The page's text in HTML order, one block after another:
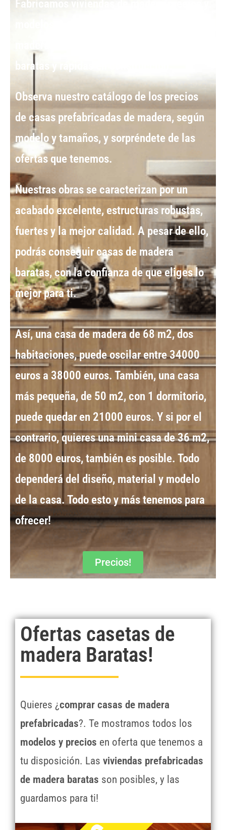
Fabricamos viviendas de madera precios y
baratas y rápidas en construcción.
Observa nuestro catálogo de losprecios
de casas prefabricadas de madera, según
modelo y tamaños, y sorpréndete de las
ofertas que tenemos.
Nuestras obras se caracterizan por un
acabado excelente, estructuras robustas,
fuertes y la mejor calidad. A pesar de ello,
podrás conseguir casas de madera
baratas, con la confianza de que eliges lo
mejor para ti.
Así, una casa de madera de 68 m2, dos
habitaciones, puede oscilar entre34000
euros a 38000 euros. También, una casa
más pequeña, de 50 m2, con 1 dormitorio,
puede quedar en 21000 euros. Y si por el
contrario, quieres unamini casa de 36 m2,
de 8000 euros, también es posible. Todo
dependerá del diseño, material y modelo
de la casa. Todo esto y más tenemos para
ofrecer!
Precios!
Ofertas casetas de
madera Baratas!
Quieres ¿comprar casas de madera
prefabricadas?. Te mostramos todos los
modelos y precios en oferta que tenemos a
tu disposición. Las viviendas prefabricadas
de madera baratas son posibles, y las
guardamos para ti!